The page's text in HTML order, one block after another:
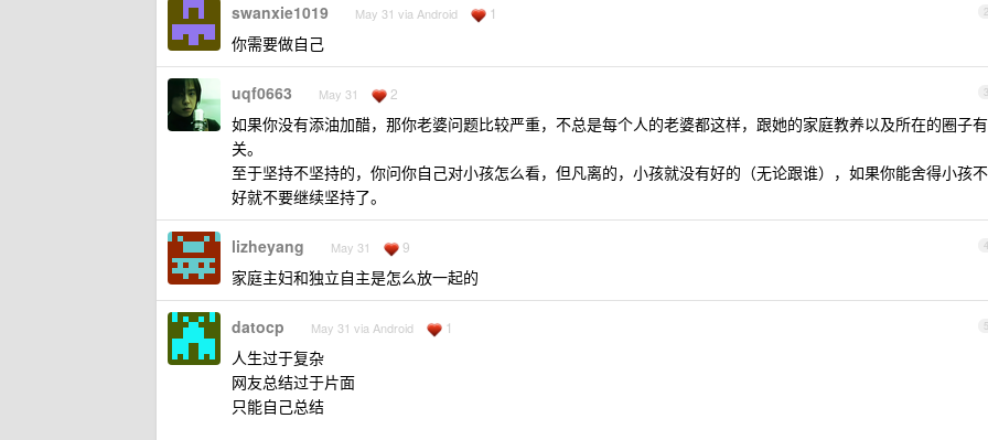
2
swanxie1019 May 31 via Android 1
你需要做自己
3
uqf0663 May 31 2
如果你没有添油加醋，那你老婆问题比较严重，不总是每个人的老婆都这样，跟她的家庭教养以及所在的圈子有
关。
至于坚持不坚持的，你问你自己对小孩怎么看，但凡离的，小孩就没有好的（无论跟谁），如果你能舍得小孩不
好就不要继续坚持了。
4
lizheyang May 31 9
家庭主妇和独立自主是怎么放一起的
5
datocp May 31 via Android 1
人生过于复杂
网友总结过于片面
只能自己总结